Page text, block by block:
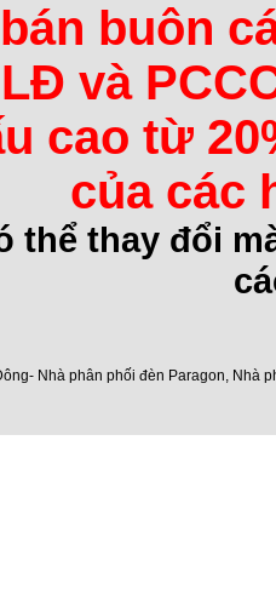
buôn
và
cao từ
của các
thể thay đổi
Nhà phân phối đèn Paragon, Nhà